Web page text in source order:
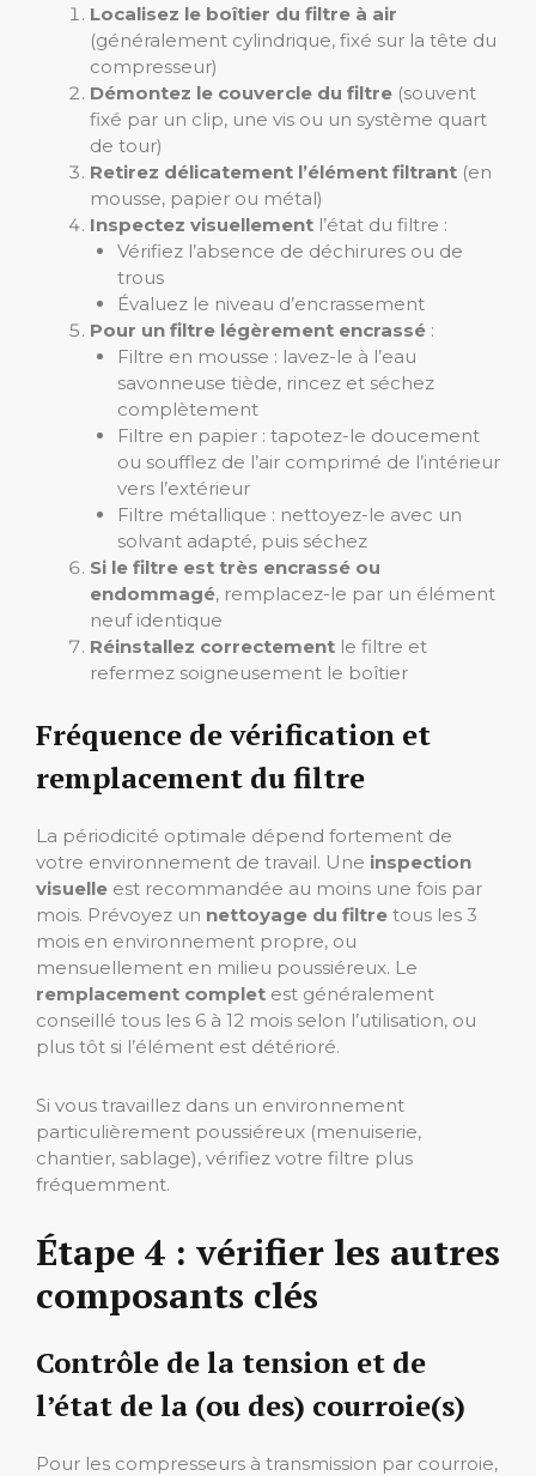
Localisez le boîtier du filtre à air
(généralement cylindrique, fixé sur la tête du
compresseur)
Démontez le couvercle du filtre (souvent
fixé par un clip, une vis ou un système quart
de tour)
Retirez délicatement l’élément filtrant (en
mousse, papier ou métal)
Inspectez visuellement l’état du filtre :
Vérifiez l’absence de déchirures ou de
trous
Évaluez le niveau d’encrassement
Pour un filtre légèrement encrassé :
Filtre en mousse : lavez-le à l’eau
savonneuse tiède, rincez et séchez
complètement
Filtre en papier : tapotez-le doucement
ou soufflez de l’air comprimé de l’intérieur
vers l’extérieur
Filtre métallique : nettoyez-le avec un
solvant adapté, puis séchez
Si le filtre est très encrassé ou
endommagé, remplacez-le par un élément
neuf identique
Réinstallez correctement le filtre et
refermez soigneusement le boîtier
Fréquence de vérification et
remplacement du filtre
La périodicité optimale dépend fortement de
votre environnement de travail. Une inspection
visuelle est recommandée au moins une fois par
mois. Prévoyez un nettoyage du filtre tous les 3
mois en environnement propre, ou
mensuellement en milieu poussiéreux. Le
remplacement complet est généralement
conseillé tous les 6 à 12 mois selon l’utilisation, ou
plus tôt si l’élément est détérioré.
Si vous travaillez dans un environnement
particulièrement poussiéreux (menuiserie,
chantier, sablage), vérifiez votre filtre plus
fréquemment.
Étape 4 : vérifier les autres
composants clés
Contrôle de la tension et de
l’état de la (ou des) courroie(s)
Pour les compresseurs à transmission par courroie,